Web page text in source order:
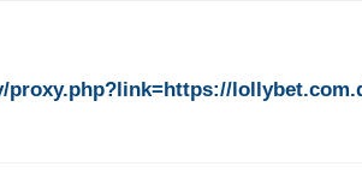
proxy.php?link=https://